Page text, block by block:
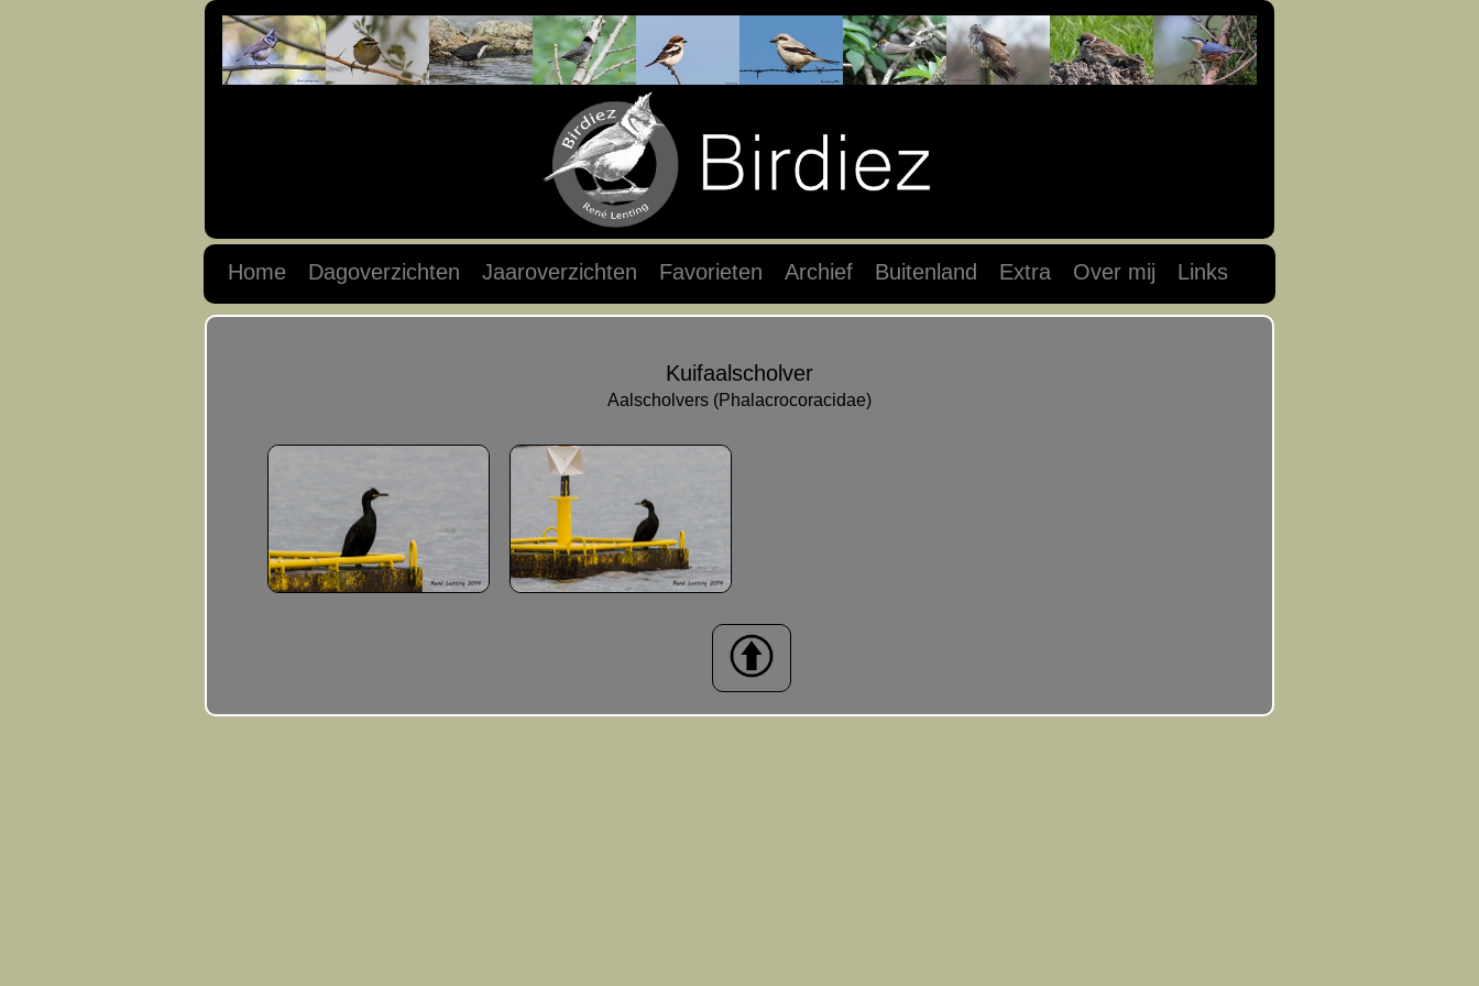
Home Dagoverzichten Jaaroverzichten Favorieten Archief Buitenland Extra Over mij Links
Kuifaalscholver
Aalscholvers (Phalacrocoracidae)